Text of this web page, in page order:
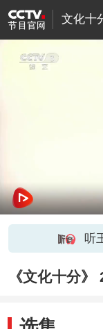
文化十
听
《文化十分